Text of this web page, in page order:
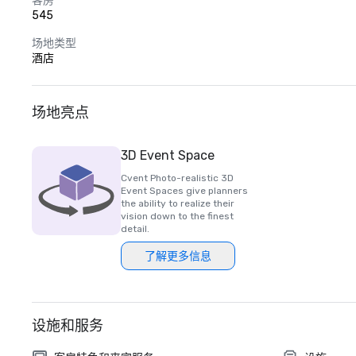
545
场地类型
酒店
场地亮点
3D Event Space
Cvent Photo-realistic 3D
Event Spaces give planners
the ability to realize their
vision down to the finest
detail.
了解更多信息
设施和服务